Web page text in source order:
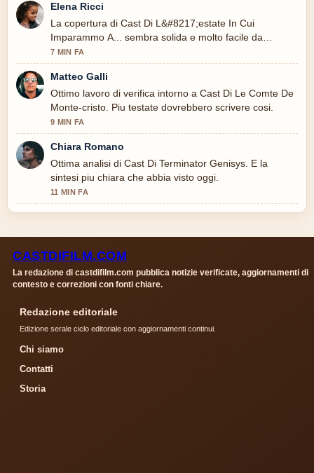
Elena Ricci
La copertura di Cast Di L&#8217;estate In Cui
Imparammo A... sembra solida e molto facile da
seguire.
7 MIN FA
Matteo Galli
Ottimo lavoro di verifica intorno a Cast Di Le Comte De
Monte-cristo. Piu testate dovrebbero scrivere cosi.
9 MIN FA
Chiara Romano
Ottima analisi di Cast Di Terminator Genisys. E la
sintesi piu chiara che abbia visto oggi.
11 MIN FA
CASTDIFILM.COM
La redazione di castdifilm.com pubblica notizie verificate, aggiornamenti di
contesto e correzioni con fonti chiare.
Redazione editoriale
Edizione serale ciclo editoriale con aggiornamenti continui.
Chi siamo
Contatti
Storia